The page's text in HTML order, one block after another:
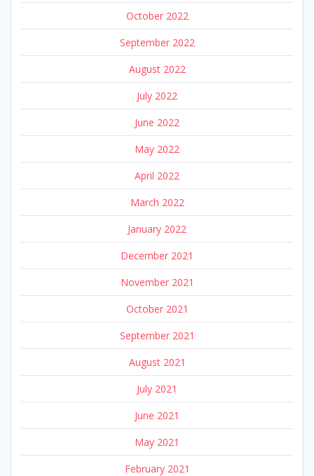
October 2022
September 2022
August 2022
July 2022
June 2022
May 2022
April 2022
March 2022
January 2022
December 2021
November 2021
October 2021
September 2021
August 2021
July 2021
June 2021
May 2021
February 2021